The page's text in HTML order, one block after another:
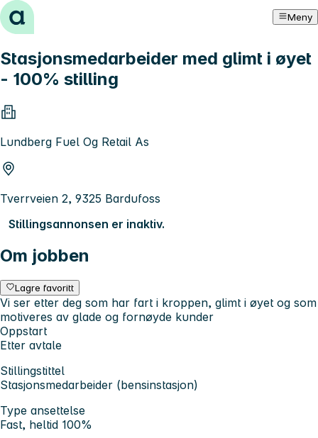
Hopp til innhold Meny
Stasjonsmedarbeider med glimt i øyet
- 100% stilling
Lundberg Fuel Og Retail As
Tverrveien 2, 9325 Bardufoss
Stillingsannonsen er inaktiv.
Om jobben
Lagre favoritt
Vi ser etter deg som har fart i kroppen, glimt i øyet og som
motiveres av glade og fornøyde kunder
Oppstart
Etter avtale
Stillingstittel
Stasjonsmedarbeider (bensinstasjon)
Type ansettelse
Fast, heltid 100%